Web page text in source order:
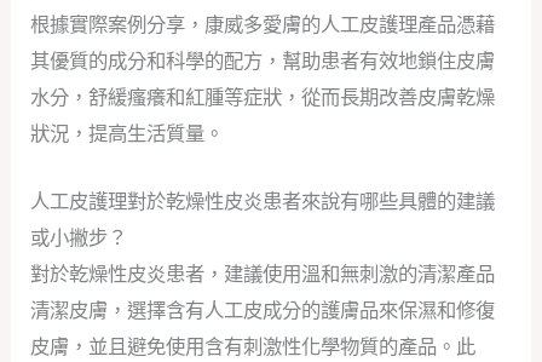
根據實際案例分享，康威多愛膚的人工皮護理產品憑藉
其優質的成分和科學的配方，幫助患者有效地鎖住皮膚
水分，舒緩瘙癢和紅腫等症狀，從而長期改善皮膚乾燥
狀況，提高生活質量。
人工皮護理對於乾燥性皮炎患者來說有哪些具體的建議
或小撇步？
對於乾燥性皮炎患者，建議使用溫和無刺激的清潔產品
清潔皮膚，選擇含有人工皮成分的護膚品來保濕和修復
皮膚，並且避免使用含有刺激性化學物質的產品。此